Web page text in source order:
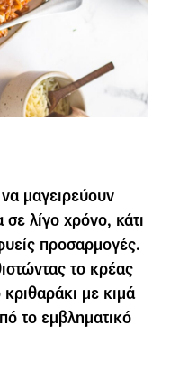
μαγειρεύουν
λίγο χρόνο, κάτι
προσαρμογές.
το κρέας
με κιμά
το εμβληματικό